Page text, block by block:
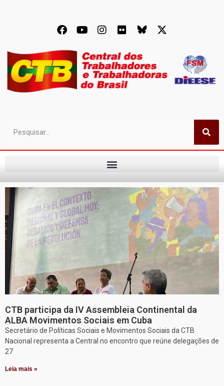
CTB participa da IV Assembleia Continental da
ALBA Movimentos Sociais em Cuba
Secretário de Políticas Sociais e Movimentos Sociais da CTB
Nacional representa a Central no encontro que reúne delegações de
27
Leia mais »